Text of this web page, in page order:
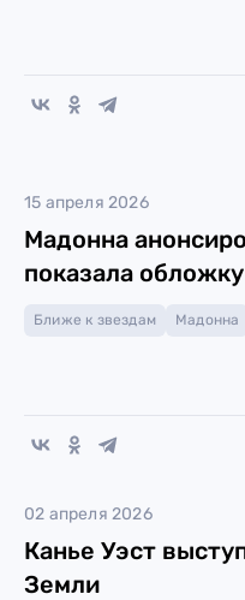
15 апреля 2026
Мадонна
показала обложку
Ближе к звездам Мадонна
02 апреля 2026
Канье Уэст
Земли